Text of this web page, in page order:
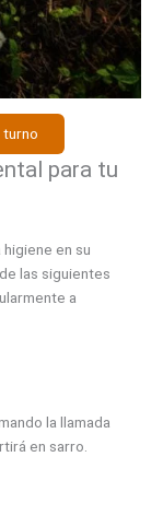
turno
para tu
en su
las siguientes
a
la llamada
en sarro.